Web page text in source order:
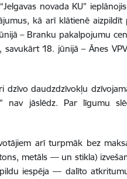
novada KU”
kā arī klātienē
– Branku pakalpojumu
savukārt 18. jūnijā – Ānes
dzīvo daudzdzīvokļu
nav jāslēdz. Par līgumu
arī turpmāk bez
metāls — un stikla)
iespēja — dalīto